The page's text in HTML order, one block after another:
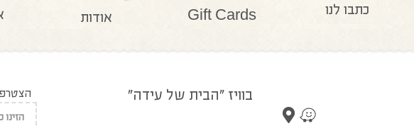
כתבו לנו Gift Cards אודות
בוויז "הבית של עידה"